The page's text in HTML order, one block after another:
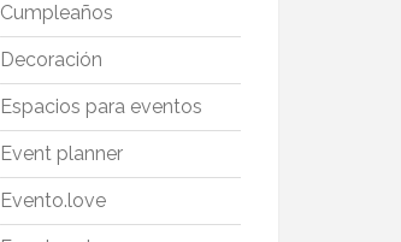
Cumpleaños
Decoración
Espacios para eventos
Event planner
Evento.love